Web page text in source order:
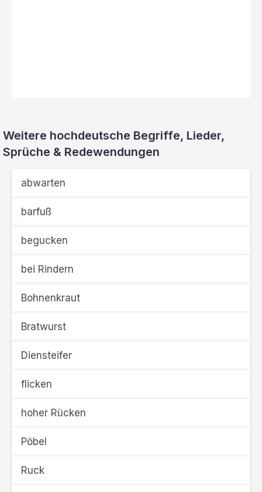
Weitere hochdeutsche Begriffe, Lieder,
Sprüche & Redewendungen
abwarten
barfuß
begucken
bei Rindern
Bohnenkraut
Bratwurst
Diensteifer
flicken
hoher Rücken
Pöbel
Ruck